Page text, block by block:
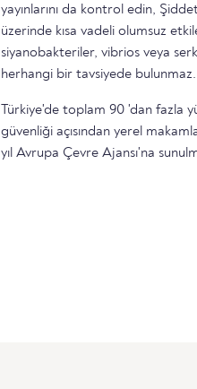
yayınlarını da kontrol edin,
üzerinde kısa vadeli olumsuz
siyanobakteriler, vibrios veya
herhangi bir tavsiyede bulunmaz.
Türkiye'de toplam 90 'dan fazla
güvenliği açısından yerel
yıl Avrupa Çevre Ajansı'na